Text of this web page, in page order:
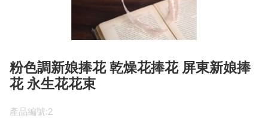
粉色調新娘捧花 乾燥花捧花 屏東新娘捧
花 永生花花束
產品編號:2